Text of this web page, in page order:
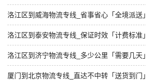
洛江区到威海物流专线_省事省心「全境派送」
洛江区到泰安物流专线_保证时效「计费标准」
洛江区到济宁物流专线_多少公里「需要几天」
厦门到北京物流专线_直达不中转「送货到门」